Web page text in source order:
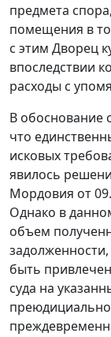
предмета
помещения в
с этим Дворец
впоследствии
расходы с
В обоснование
что
исковых
явилось
Мордовия от
Однако в
объем
быть
суда на